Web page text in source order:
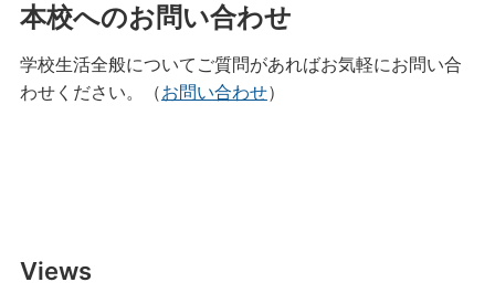
本校へのお問い合わせ
学校生活全般についてご質問があればお気軽にお問い合
わせください。（お問い合わせ）
Views